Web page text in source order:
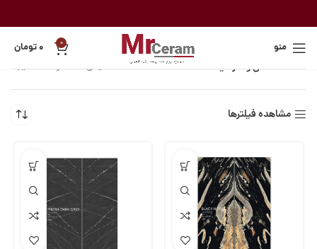
منو 0 ۰تومان
کاشی و سرامیک نمایش 1–12 از 842 نتیجه
مشاهده فیلترها